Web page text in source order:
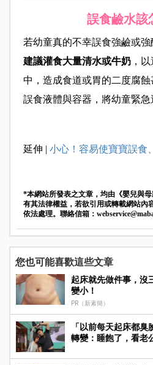
誤食鹼水該
若幼童真的不幸誤食強鹼或
建議灌食大量清水或牛奶，以
中，造成食道或胃的二度腐
誤食液體與容器，將幼童緊急
延伸 | 小心！容易使寶寶誤食
*本網站所發表之文章，均由《嬰兒與
有其法律權益，若欲引用或轉載網站內
依法處理。聯絡信箱：
您也可能喜歡這些文章
起床就先做件事，沒
變小！
PR（新素簡）
「以前每天起床都
轉變：睡飽了，看老